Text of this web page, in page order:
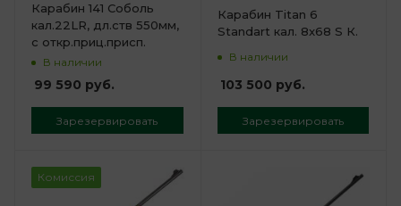
Карабин 141 Соболь
кал.22LR, дл.ств 550мм,
с откр.приц.присп.
В наличии
99 590 руб.
Зарезервировать
Карабин Titan 6
Standart кал. 8x68 S К.
В наличии
103 500 руб.
Зарезервировать
Комиссия